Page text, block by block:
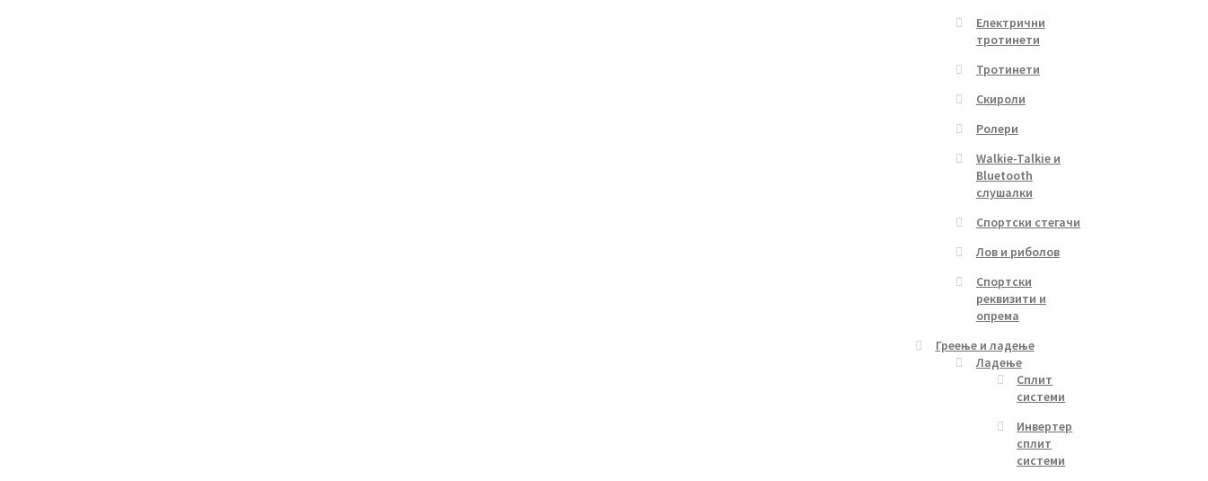
Електрични
тротинети
Тротинети
Скироли
Ролери
Walkie-Talkie и
Bluetooth
слушалки
Спортски стегачи
Лов и риболов
Спортски
реквизити и
опрема
Греење и ладење
Ладење
Сплит
системи
Инвертер
сплит
системи